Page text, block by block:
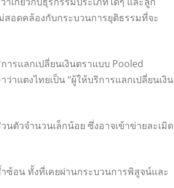
อดคล้องกับกระบวนการยุติธรรมที่จะ
รแลกเปลี่ยนเงินตราแบบ Pooled
แตงไทยเป็น “ผู้ให้บริการแลกเปลี่ยนเงิน
ตัวจำนวนเล็กน้อย ซึ่งอาจเข้าข่ายละเมิด
อน ทั้งที่เคยผ่านกระบวนการพิสูจน์และ